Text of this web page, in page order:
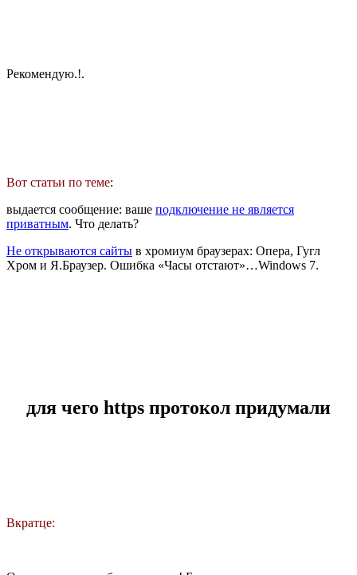
Рекомендую.!.
Вот статьи по теме:
выдается сообщение: ваше подключение не является
приватным. Что делать?
Не открываются сайты в хромиум браузерах: Опера, Гугл
Хром и Я.Браузер. Ошибка «Часы отстают»…Windows 7.
для чего https протокол придумали
Вкратце: